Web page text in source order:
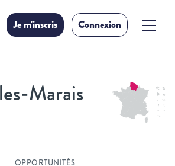
Je m'inscris Connexion
Marais
OPPORTUNITÉS